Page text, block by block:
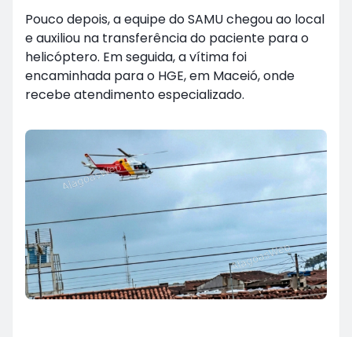
Pouco depois, a equipe do SAMU chegou ao local
e auxiliou na transferência do paciente para o
helicóptero. Em seguida, a vítima foi
encaminhada para o HGE, em Maceió, onde
recebe atendimento especializado.